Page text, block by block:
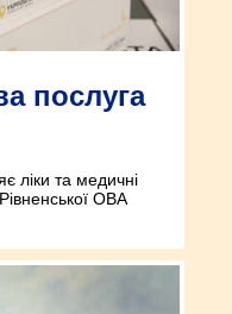
послуга
ліки та медичні
ОВА